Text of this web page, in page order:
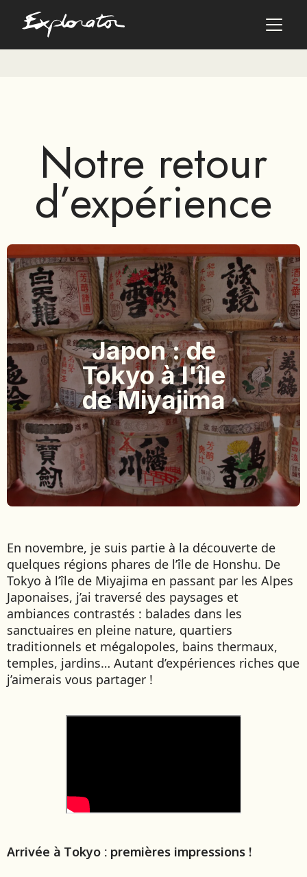
ALGÉRIE
ANGOLA
ARABIE SAOUDITE
ARGENTINE
AZERBAÏDJAN
BANGLADESH
BÉNIN
BHOUTAN
BOLIVIE
BOSNIE-HERZÉGOVINE
BOTSWANA
BRÉSIL
BURUNDI
CAMBODGE
CAP VERT
CHILI
CHINE
CHYPRE
COLOMBIE
COSTA RICA
CÔTE D'IVOIRE
DJIBOUTI
EGYPTE
EMIRATS ARABES UNIS
EQUATEUR
ERYTHRÉE
ESTONIE
GUINÉE-BISSAU
GUINÉE CONAKRY
Notre retour
d’expérience
Japon : de
Tokyo à l'île
de Miyajima
En novembre, je suis partie à la découverte de
quelques régions phares de l’île de Honshu. De
Tokyo à l’île de Miyajima en passant par les Alpes
Japonaises, j’ai traversé des paysages et
ambiances contrastés : balades dans les
sanctuaires en pleine nature, quartiers
traditionnels et mégalopoles, bains thermaux,
temples, jardins… Autant d’expériences riches que
j’aimerais vous partager !
Arrivée à Tokyo : premières impressions !